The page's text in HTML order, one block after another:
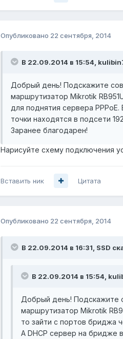
Опубликовано 22 сентября, 2014
В 22.09.2014 в 15:54,
Добрый день! Подскажите
маршрутизатор Mikrotik
для поднятия сервера
точки находятся в подсети
Заранее благодарен!
Нарисуйте схему подключения
Вставить ник Цитата
Опубликовано 22 сентября, 2014
В 22.09.2014 в 16:31, SSD
В 22.09.2014 в 15:54,
Добрый день! Подскажите
маршрутизатор Mikrotik
то зайти с портов бриджа
А DHCP сервер на бридже